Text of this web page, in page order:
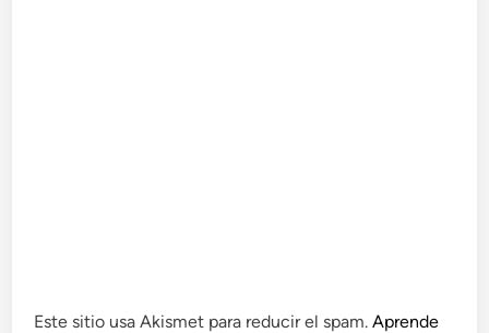
Este sitio usa Akismet para reducir el spam.Aprende